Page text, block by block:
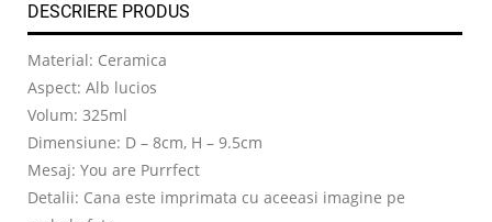
DESCRIERE PRODUS
Material: Ceramica
Aspect: Alb lucios
Volum: 325ml
Dimensiune: D – 8cm, H – 9.5cm
Mesaj: You are Purrfect
Detalii: Cana este imprimata cu aceeasi imagine pe